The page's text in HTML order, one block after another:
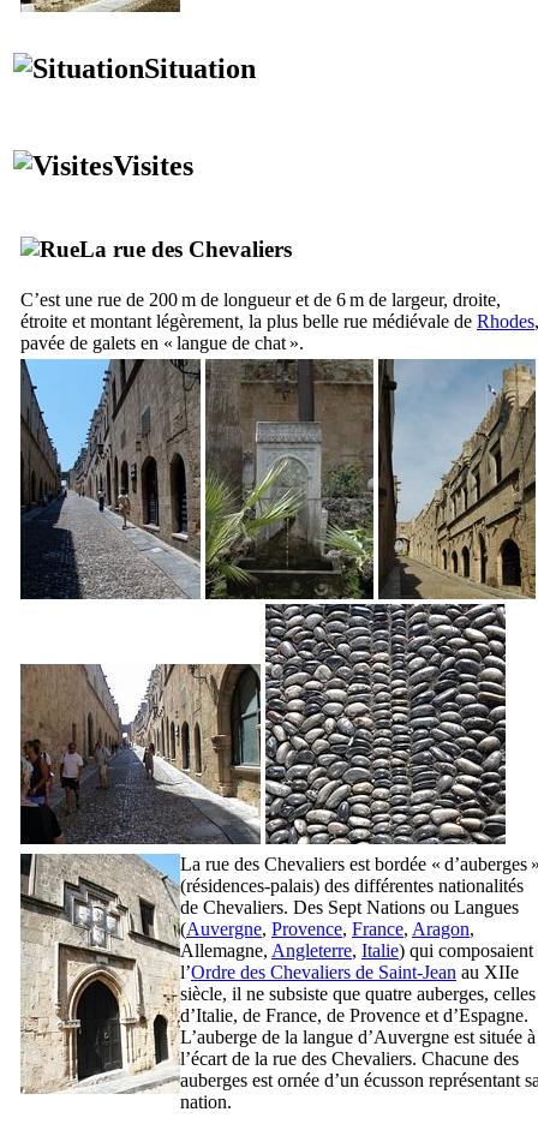
Situation
Visites
La rue des Chevaliers
C’est une rue de 200 m de longueur et de 6 m de largeur, droite,
étroite et montant légèrement, la plus belle rue médiévale de Rhodes,
pavée de galets en « langue de chat ».
La rue des Chevaliers est bordée « d’auberges
(résidences-palais) des différentes nationalités
de Chevaliers. Des Sept Nations ou Langues
(Auvergne, Provence, France, Aragon,
Allemagne, Angleterre, Italie) qui composaient
l’Ordre des Chevaliers de Saint-Jean au XIIe
siècle, il ne subsiste que quatre auberges, celles
d’Italie, de France, de Provence et d’Espagne.
L’auberge de la langue d’Auvergne est située à
l’écart de la rue des Chevaliers. Chacune des
auberges est ornée d’un écusson représentant
nation.